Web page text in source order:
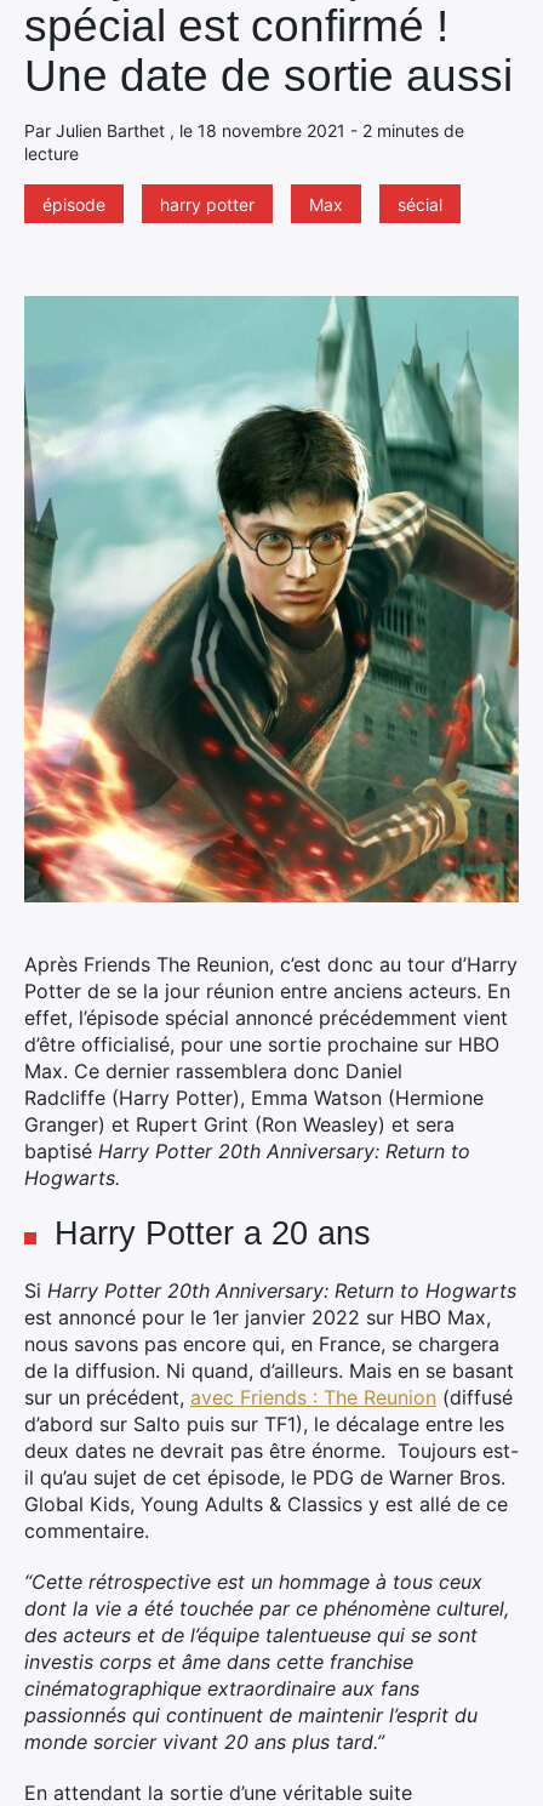
spécial est confirmé !
Une date de sortie aussi
Par Julien Barthet , le 18 novembre 2021 - 2 minutes de
lecture
épisode harry potter Max sécial
Après Friends The Reunion, c’est donc au tour d’Harry
Potter de se la jour réunion entre anciens acteurs. En
effet, l’épisode spécial annoncé précédemment vient
d’être officialisé, pour une sortie prochaine sur HBO
Max. Ce dernier rassemblera donc Daniel
Radcliffe (Harry Potter), Emma Watson (Hermione
Granger) et Rupert Grint (Ron Weasley) et sera
baptisé Harry Potter 20th Anniversary: Return to
Hogwarts.
Harry Potter a 20 ans
Si Harry Potter 20th Anniversary: Return to Hogwarts
est annoncé pour le 1er janvier 2022 sur HBO Max,
nous savons pas encore qui, en France, se chargera
de la diffusion. Ni quand, d’ailleurs. Mais en se basant
sur un précédent, avec Friends : The Reunion (diffusé
d’abord sur Salto puis sur TF1), le décalage entre les
deux dates ne devrait pas être énorme. Toujours est-
il qu’au sujet de cet épisode, le PDG de Warner Bros.
Global Kids, Young Adults & Classics y est allé de ce
commentaire.
“Cette rétrospective est un hommage à tous ceux
dont la vie a été touchée par ce phénomène culturel,
des acteurs et de l’équipe talentueuse qui se sont
investis corps et âme dans cette franchise
cinématographique extraordinaire aux fans
passionnés qui continuent de maintenir l’esprit du
monde sorcier vivant 20 ans plus tard.”
En attendant la sortie d’une véritable suite